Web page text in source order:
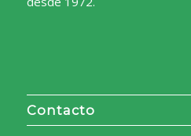
Contacto